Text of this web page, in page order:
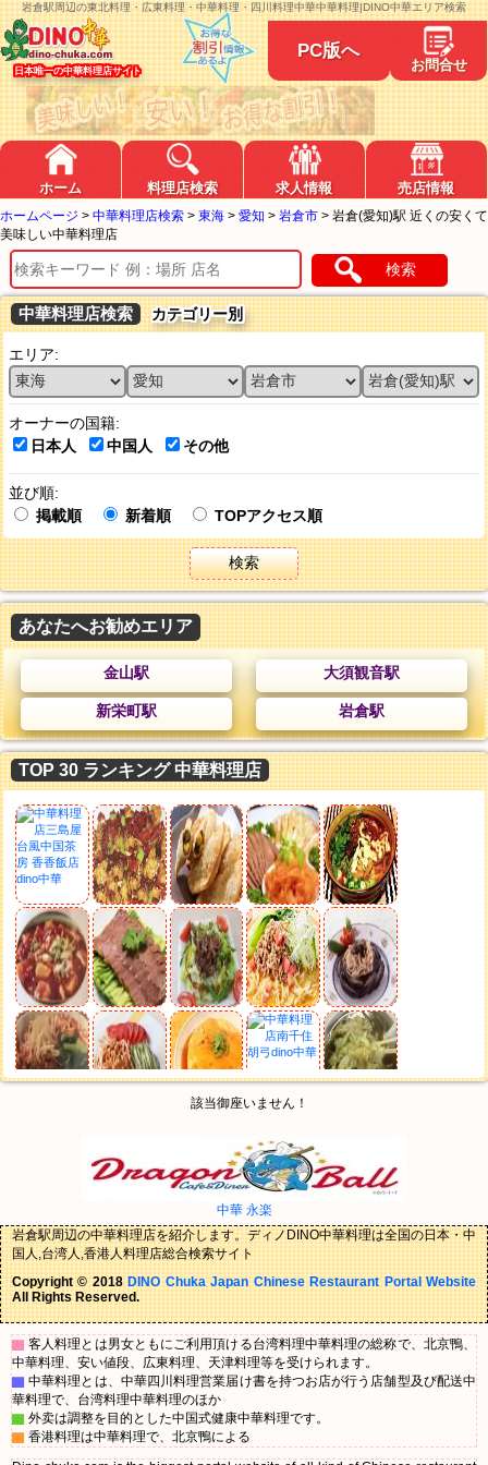
岩倉駅周辺の東北料理・広東料理・中華料理・四川料理中華中華料理|DINO中華エリア検索
日本唯一の中華料理店サイト
PC版へ
お問合せ
ホーム 料理店検索 求人情報 売店情報
ホームページ > 中華料理店検索 > 東海 > 愛知 > 岩倉市 > 岩倉(愛知)駅 近くの安くて
美味しい中華料理店
検索
中華料理店検索 カテゴリー別
エリア:
オーナーの国籍:
日本人
中国人 その他
並び順:
掲載順
新着順 TOPアクセス順
検索
あなたへお勧めエリア
金山駅 大須観音駅
新栄町駅 岩倉駅
TOP 30 ランキング 中華料理店
該当御座いません！
中華 永楽
岩倉駅周辺の中華料理店を紹介します。ディノDINO中華料理は全国の日本・中
国人,台湾人,香港人料理店総合検索サイト
Copyright © 2018DINO Chuka Japan Chinese Restaurant Portal Website
All Rights Reserved.
▇ 客人料理とは男女ともにご利用頂ける台湾料理中華料理の総称で、北京鴨、
中華料理、安い値段、広東料理、天津料理等を受けられます。
▇ 中華料理とは、中華四川料理営業届け書を持つお店が行う店舗型及び配送中
華料理で、台湾料理中華料理のほか
▇ 外卖は調整を目的とした中国式健康中華料理です。
▇ 香港料理は中華料理で、北京鴨による